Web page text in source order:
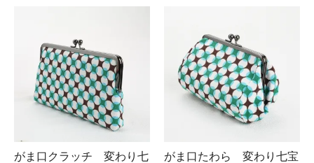
がま口クラッチ 変わり七
がま口たわら 変わり七宝